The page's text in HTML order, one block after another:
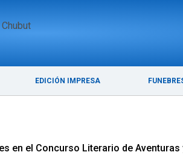
EDICIÓN IMPRESA
ÚLTIMAS NOTICIAS
en el Concurso Literario de